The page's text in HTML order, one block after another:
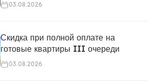
03.08.2026
Скидка при полной оплате на
готовые квартиры III очереди
03.08.2026